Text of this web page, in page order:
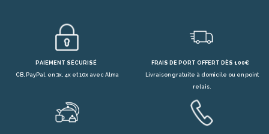
PAIEMENT SÉCURISÉ
CB, PayPal, en 3x, 4x et 10x avec Alma
FRAIS DE PORT OFFERT DÈS 100€
Livraison gratuite à domicile ou en point
relais.